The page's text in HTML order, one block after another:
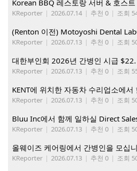
KReporter | 2026.07.14 | 추천 0 | 조회
KReporter | 2026.07.13 | 추천 0 | 조회
KReporter | 2026.07.13 | 추천 0 | 조회
KReporter | 2026.07.13 | 추천 0 | 조회
Bluu Inc에서 함께 일하실 Direct
KReporter | 2026.07.13 | 추천 0 | 조회
올웨이즈 케어링에서 간병인을 모십
KReporter | 2026.07.13 | 추천 0 | 조회